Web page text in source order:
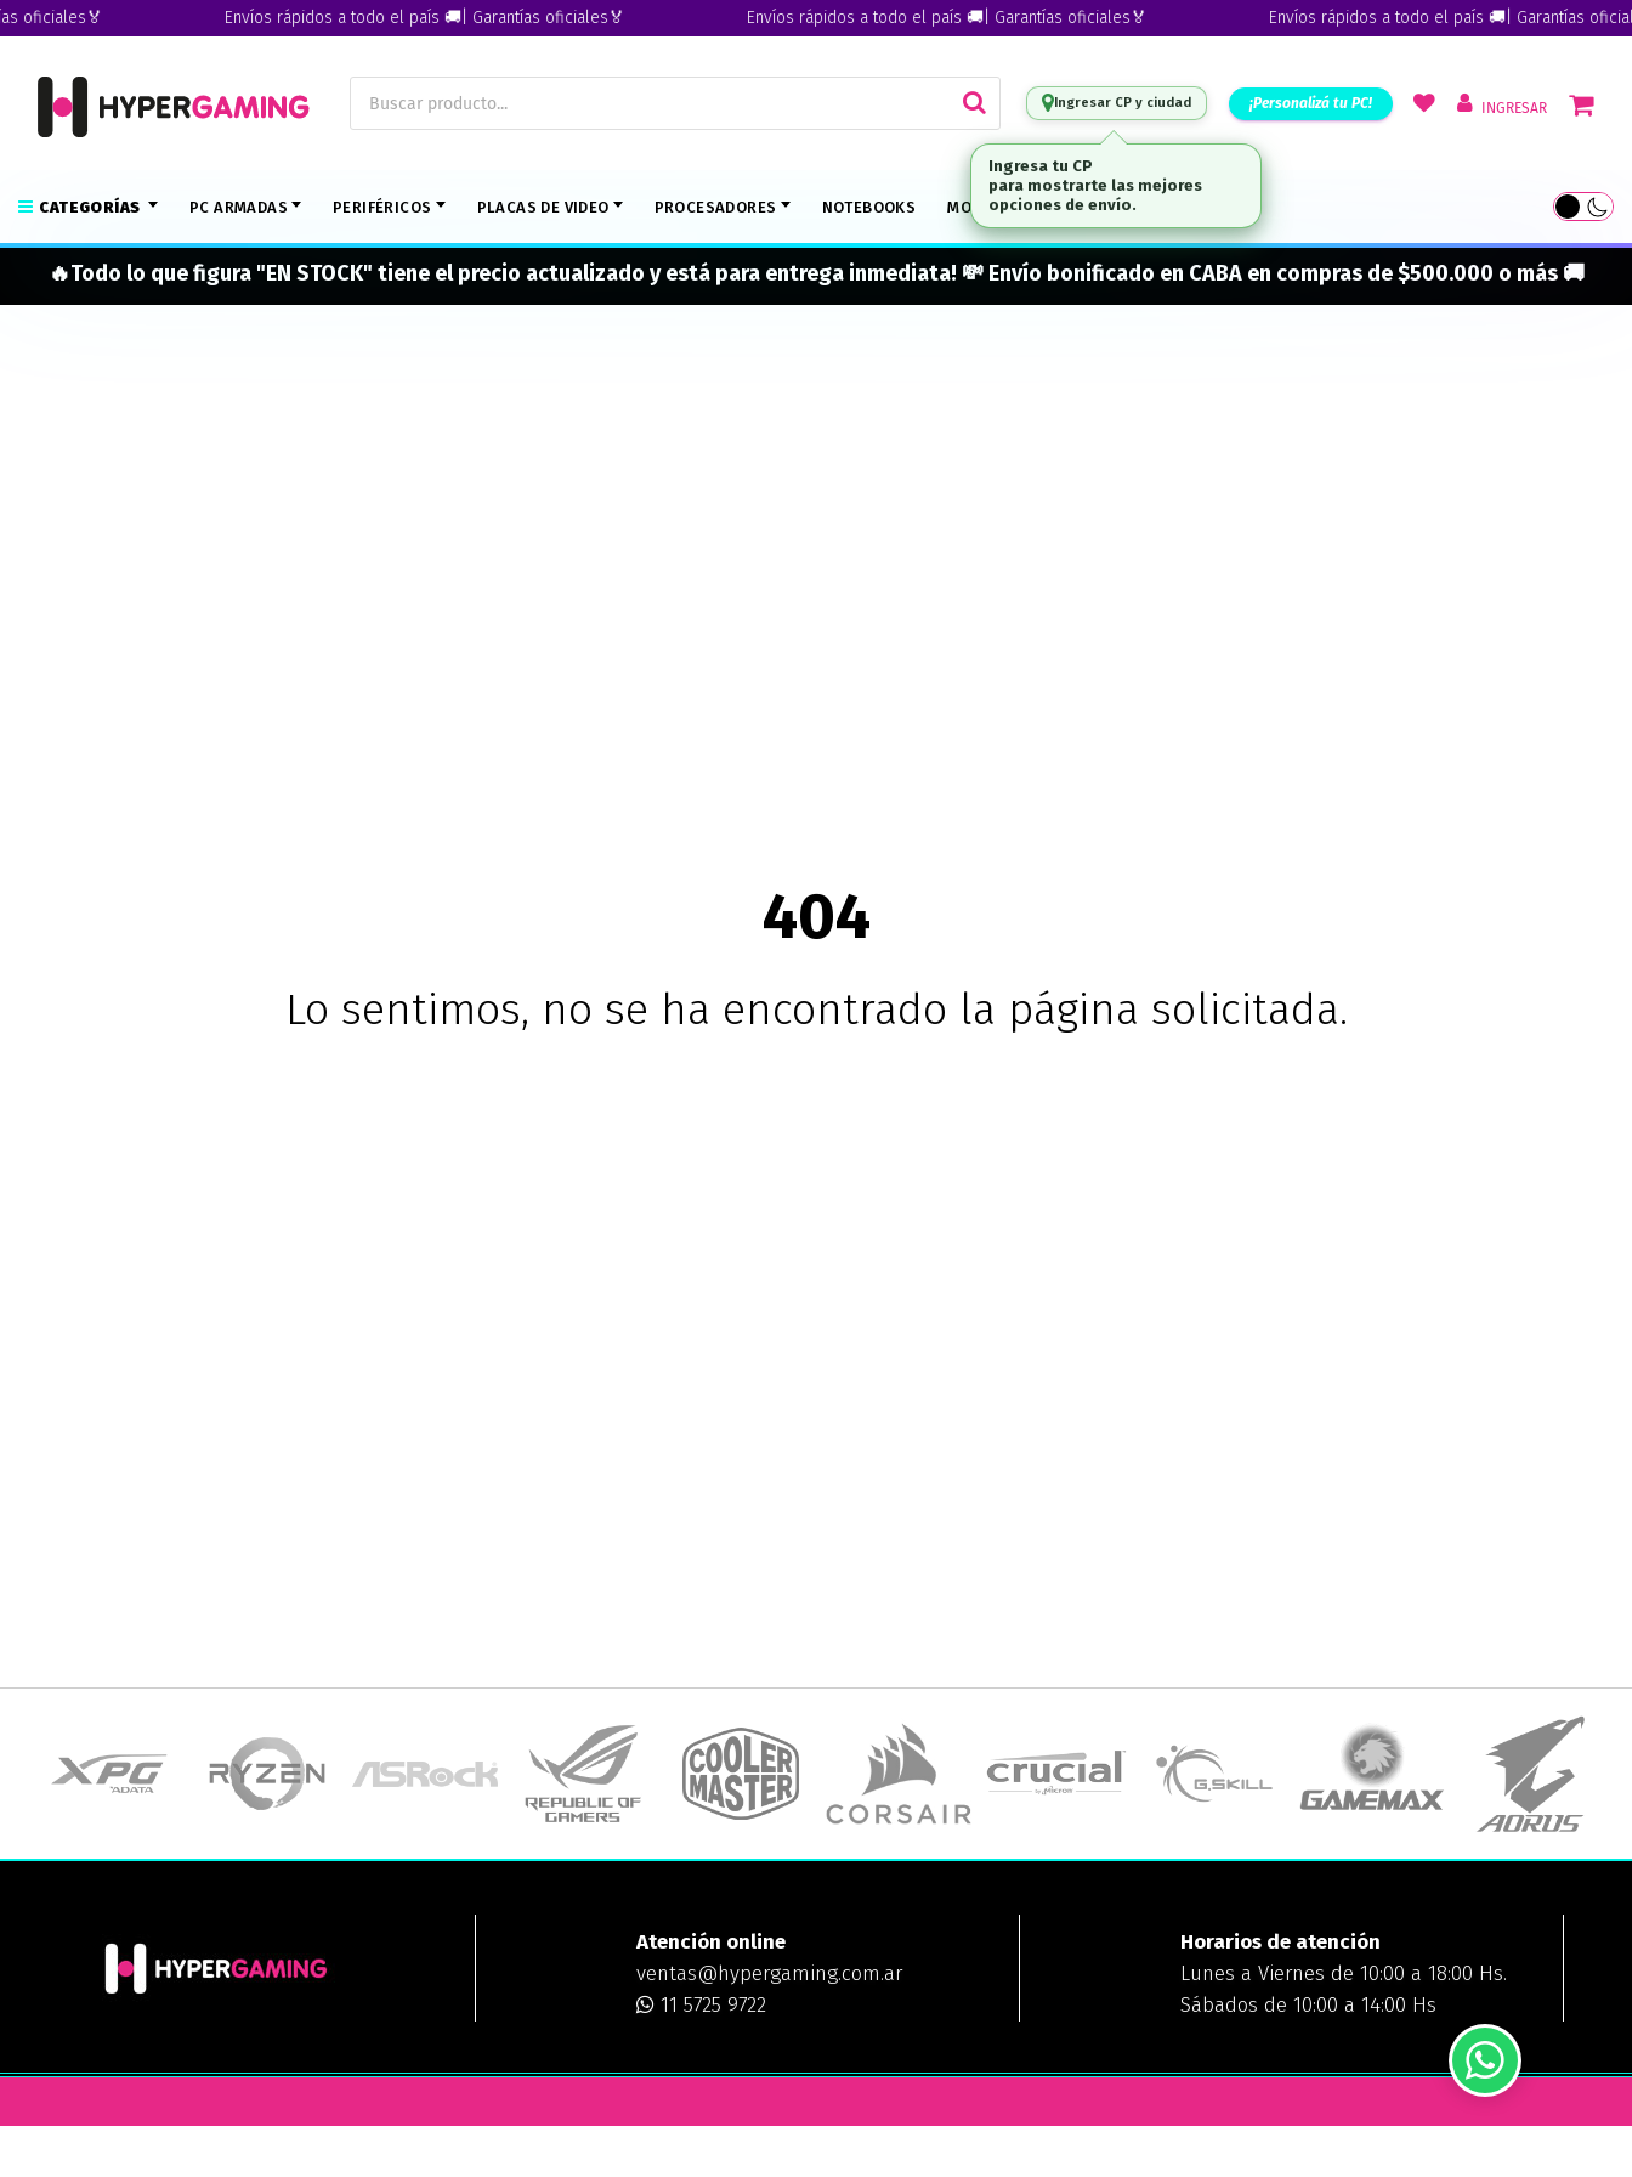
Envíos rápidos a todo el país 🚚| Garantías oficiales🏅 Envíos rápidos a todo el país 🚚| Garantías oficiales🏅 Envíos rápidos a todo el país 🚚| Garantías
Ingresar CP y ciudad ¡Personalizá tu PC! INGRESAR
CATEGORÍAS PC ARMADAS PERIFÉRICOS PLACAS DE VIDEO PROCESADORES NOTEBOOKS MONITORES MARCAS
🔥Todo lo que figura "EN STOCK" tiene el precio actualizado y está para entrega inmediata! 💸 Envío bonificado en CABA en compras de $500.000 o más 🚚
404
Lo sentimos, no se ha encontrado la página solicitada.
Atención online
ventas@hypergaming.com.ar
11 5725 9722
Horarios de atención
Lunes a Viernes de 10:00 a 18:00 Hs.
Sábados de 10:00 a 14:00 Hs